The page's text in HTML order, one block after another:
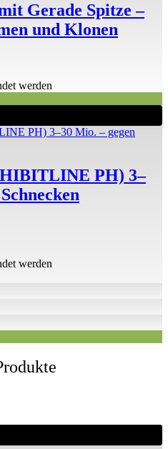
Gerade Spitze –
und Klonen
werden
PH) 3–
werden